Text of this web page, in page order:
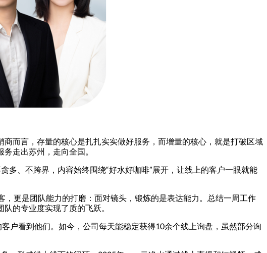
而言，存量的核心是扎扎实实做好服务，而增量的核心，就是打破区域
走出苏州，走向全国。
、不跨界，内容始终围绕“好水好咖啡”展开，让线上的客户一眼就能
更是团队能力的打磨：面对镜头，锻炼的是表达能力。总结一周工作
的专业度实现了质的飞跃。
户看到他们。如今，公司每天能稳定获得10余个线上询盘，虽然部分询